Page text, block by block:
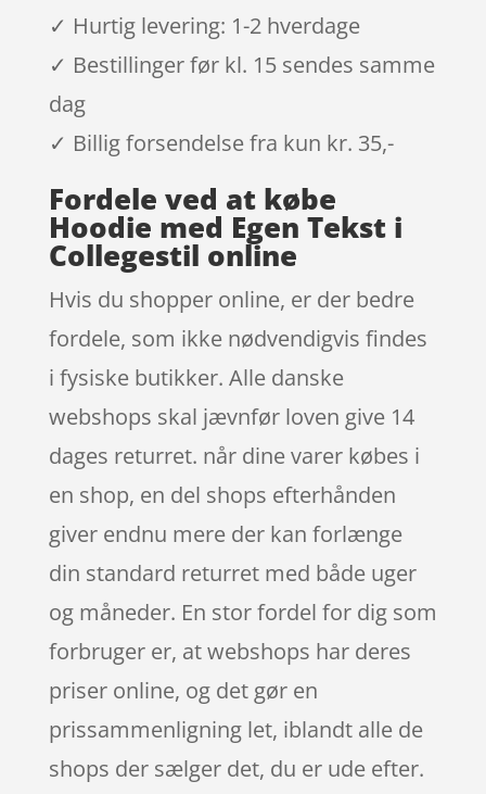
✓ Hurtig levering: 1-2 hverdage
✓ Bestillinger før kl. 15 sendes samme
dag
✓ Billig forsendelse fra kun kr. 35,-
Fordele ved at købe
Hoodie med Egen Tekst i
Collegestil online
Hvis du shopper online, er der bedre
fordele, som ikke nødvendigvis findes
i fysiske butikker. Alle danske
webshops skal jævnfør loven give 14
dages returret. når dine varer købes i
en shop, en del shops efterhånden
giver endnu mere der kan forlænge
din standard returret med både uger
og måneder. En stor fordel for dig som
forbruger er, at webshops har deres
priser online, og det gør en
prissammenligning let, iblandt alle de
shops der sælger det, du er ude efter.